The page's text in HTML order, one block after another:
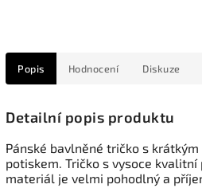
Popis Hodnocení Diskuze
Detailní popis produktu
Pánské bavlněné tričko s
potiskem. Tričko s vysoce
materiál je velmi pohodlný a